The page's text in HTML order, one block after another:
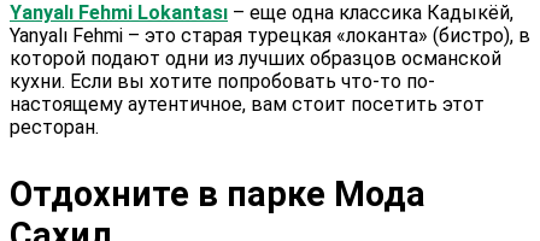
Yanyalı Fehmi Lokantası – еще одна классика Кадыкёй,
Yanyalı Fehmi – это старая турецкая «локанта» (бистро), в
которой подают одни из лучших образцов османской
кухни. Если вы хотите попробовать что-то по-
настоящему аутентичное, вам стоит посетить этот
ресторан.
Отдохните в парке Мода